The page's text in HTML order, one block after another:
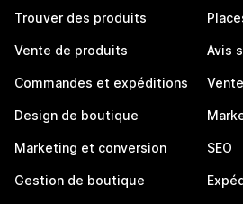
Trouver des produits
Vente de produits
Commandes et expéditions
Design de boutique
Marketing et conversion
Gestion de boutique
Avis
SEO